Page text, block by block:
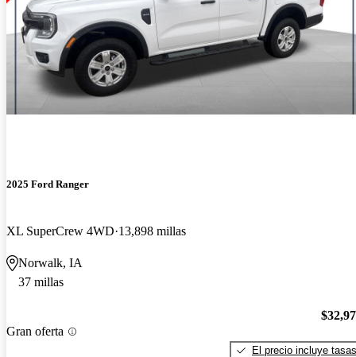
2025 Ford Ranger
XL SuperCrew 4WD 13,898 millas
Norwalk, IA
37 millas
Gran oferta
El precio incluye tasas